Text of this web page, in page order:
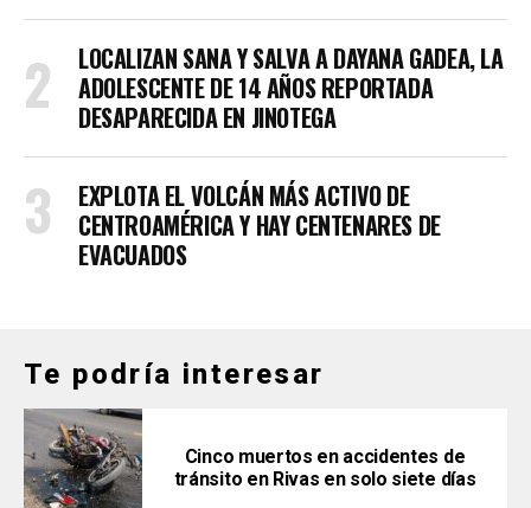
LOCALIZAN SANA Y SALVA A DAYANA GADEA, LA
ADOLESCENTE DE 14 AÑOS REPORTADA
DESAPARECIDA EN JINOTEGA
EXPLOTA EL VOLCÁN MÁS ACTIVO DE
CENTROAMÉRICA Y HAY CENTENARES DE
EVACUADOS
Te podría interesar
Cinco muertos en accidentes de
tránsito en Rivas en solo siete días